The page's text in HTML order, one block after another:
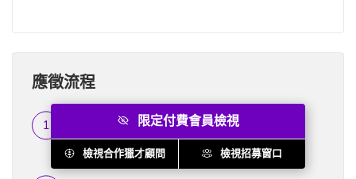
應徵流程
履歷篩選
符合資格的履歷將在一...
限定付費會員檢視
檢視合作獵才顧問 檢視招募窗口